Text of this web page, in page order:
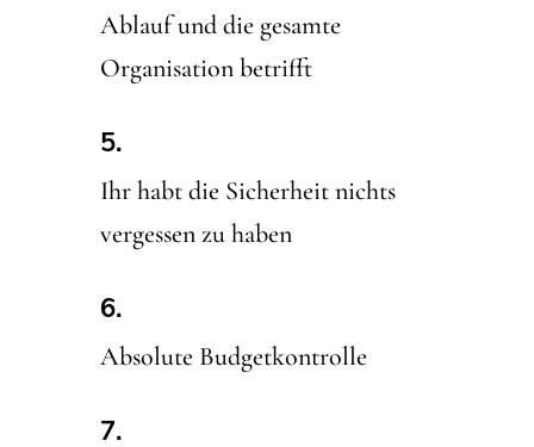
Ablauf und die gesamte
Organisation betrifft
Ihr habt die Sicherheit nichts
vergessen zu haben
Absolute Budgetkontrolle